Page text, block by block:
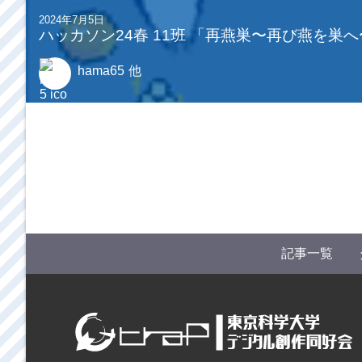
2024年7月5日
ハッカソン24春 11班 「再燕巣〜再び燕を巣
hama65 他
記事一覧